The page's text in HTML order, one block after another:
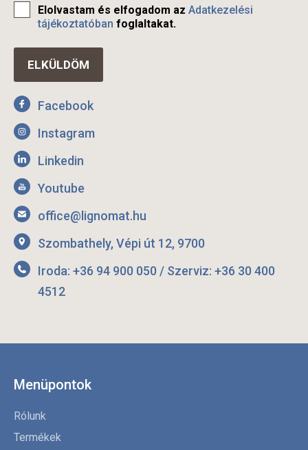
Elolvastam és elfogadom az Adatkezelési
tájékoztatóban foglaltakat.
Facebook
Instagram
Linkedin
Youtube
office@lignomat.hu
Szombathely, Vépi út 12, 9700
Iroda: +36 94 900 050 / Szerviz: +36 30 400
4512
Menüpontok
Rólunk
Termékek